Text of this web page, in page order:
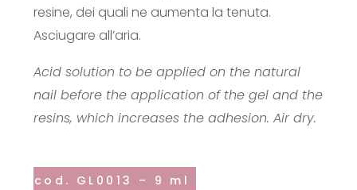
resine, dei quali ne aumenta la tenuta.
Asciugare all’aria.
Acid solution to be applied on the natural
nail before the application of the gel and the
resins, which increases the adhesion. Air dry.
cod. GL0013 – 9 ml